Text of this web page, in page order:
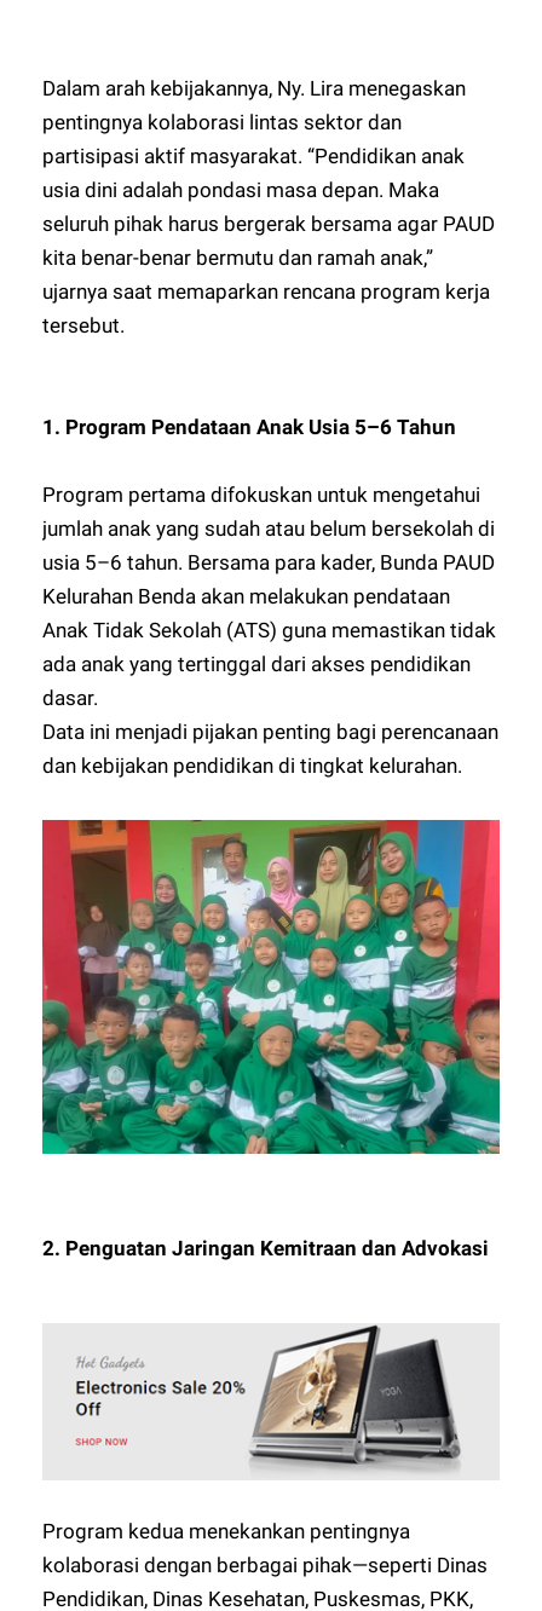
Dalam arah kebijakannya, Ny. Lira menegaskan
pentingnya kolaborasi lintas sektor dan
partisipasi aktif masyarakat. “Pendidikan anak
usia dini adalah pondasi masa depan. Maka
seluruh pihak harus bergerak bersama agar PAUD
kita benar-benar bermutu dan ramah anak,”
ujarnya saat memaparkan rencana program kerja
tersebut.
1. Program Pendataan Anak Usia 5–6 Tahun
Program pertama difokuskan untuk mengetahui
jumlah anak yang sudah atau belum bersekolah di
usia 5–6 tahun. Bersama para kader, Bunda PAUD
Kelurahan Benda akan melakukan pendataan
Anak Tidak Sekolah (ATS) guna memastikan tidak
ada anak yang tertinggal dari akses pendidikan
dasar.
Data ini menjadi pijakan penting bagi perencanaan
dan kebijakan pendidikan di tingkat kelurahan.
2. Penguatan Jaringan Kemitraan dan Advokasi
Program kedua menekankan pentingnya
kolaborasi dengan berbagai pihak—seperti Dinas
Pendidikan, Dinas Kesehatan, Puskesmas, PKK,